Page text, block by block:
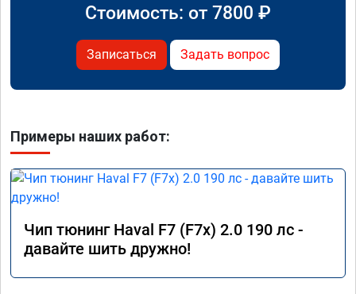
Стоимость: от 7800 ₽
Записаться Задать вопрос
Примеры наших работ:
Чип тюнинг Haval F7 (F7x) 2.0 190 лс -
давайте шить дружно!